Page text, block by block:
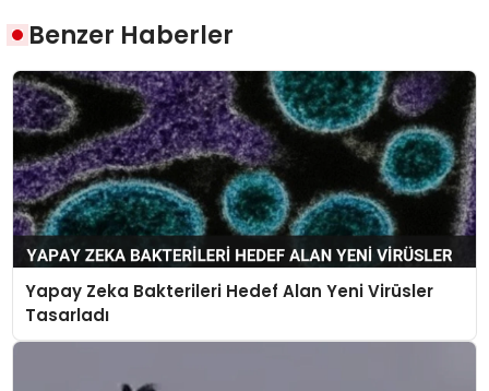
Benzer Haberler
Yapay Zeka Bakterileri Hedef Alan Yeni Virüsler
Tasarladı